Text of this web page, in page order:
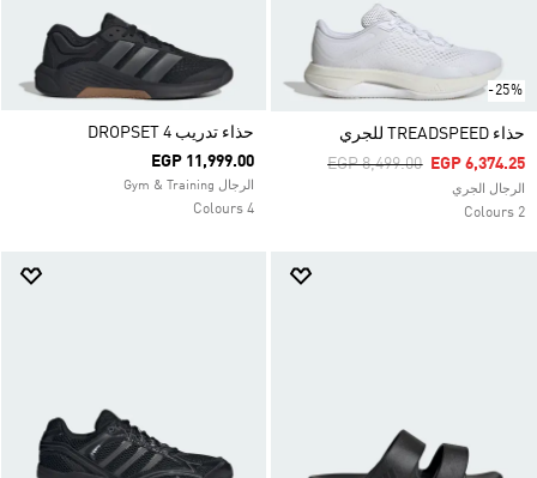
-25%
حذاء TREADSPEED للجري
Price Reduced From
EGP 8,499.00ToEGP 6,374.25
الرجال الجري
2 Colours
حذاء تدريب DROPSET 4
EGP 11,999.00
الرجال Gym & Training
4 Colours